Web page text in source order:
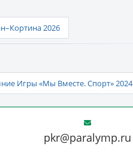
2026
Игры «Мы Вместе. Спорт» 2024
pkr@paralymp.ru